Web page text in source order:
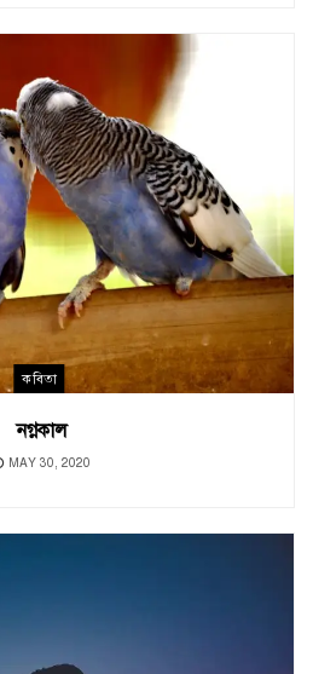
কবিতা
নগ্নকাল
MAY 30, 2020